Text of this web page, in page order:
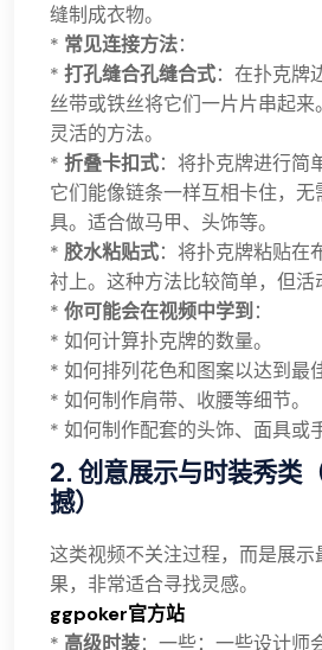
缝制成衣物。
* 常见连接方法：
* 打孔缝合孔缝合式：在扑克牌
丝带或铁丝将它们一片片串起
灵活的方法。
* 折叠卡扣式：将扑克牌进行简
它们能像链条一样互相卡住，
具。适合做马甲、头饰等。
* 胶水粘贴式：将扑克牌粘贴在
衬上。这种方法比较简单，但活
* 你可能会在视频中学到 ：
* 如何计算扑克牌的数量。
* 如何排列花色和图案以达到最
* 如何制作肩带、收腰等细节。
* 如何制作配套的头饰、面具或
2. 创意展示与时装秀类
撼）
这类视频不关注过程，而是展
果，非常适合寻找灵感。
ggpoker官方站
* 高级时装：一些：一些设计师